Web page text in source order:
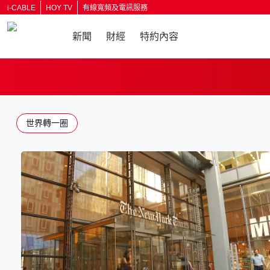
i-CABLE HOY TV 有線寬頻及電訊服務
新聞 財經 特約內容
世界轉一圈